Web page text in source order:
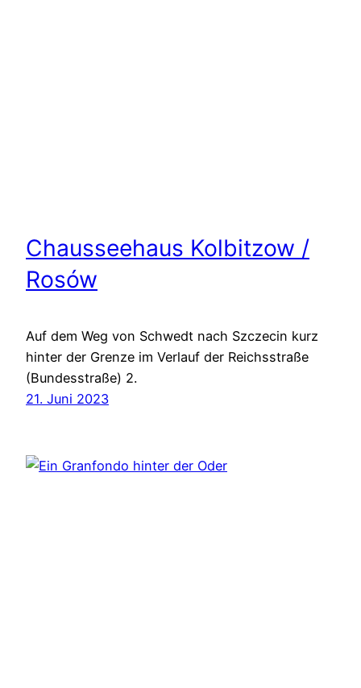
Chausseehaus Kolbitzow /
Rosów
Auf dem Weg von Schwedt nach Szczecin kurz
hinter der Grenze im Verlauf der Reichsstraße
(Bundesstraße) 2.
21. Juni 2023